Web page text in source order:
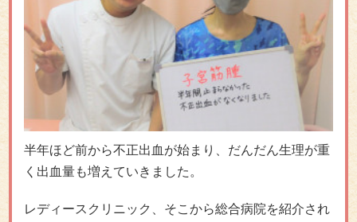
半年ほど前から不正出血が始まり、だんだん生理が重
く出血量も増えていきました。
レディースクリニック、そこから総合病院を紹介され